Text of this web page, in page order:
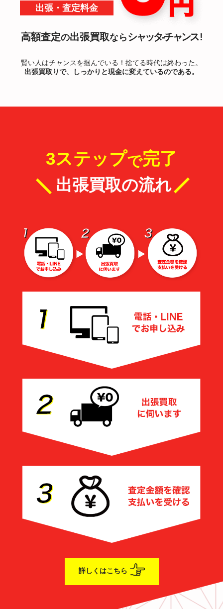
出張・査定料金
高額査定の出張買取なら シャッタ-チャンス !
賢い人はチャンスを掴んでいる！捨てる時代は終わった。
出張買取りで、しっかりと現金に変えているのである。
3ステップで完了
出張買取の流れ
詳しくはこちら